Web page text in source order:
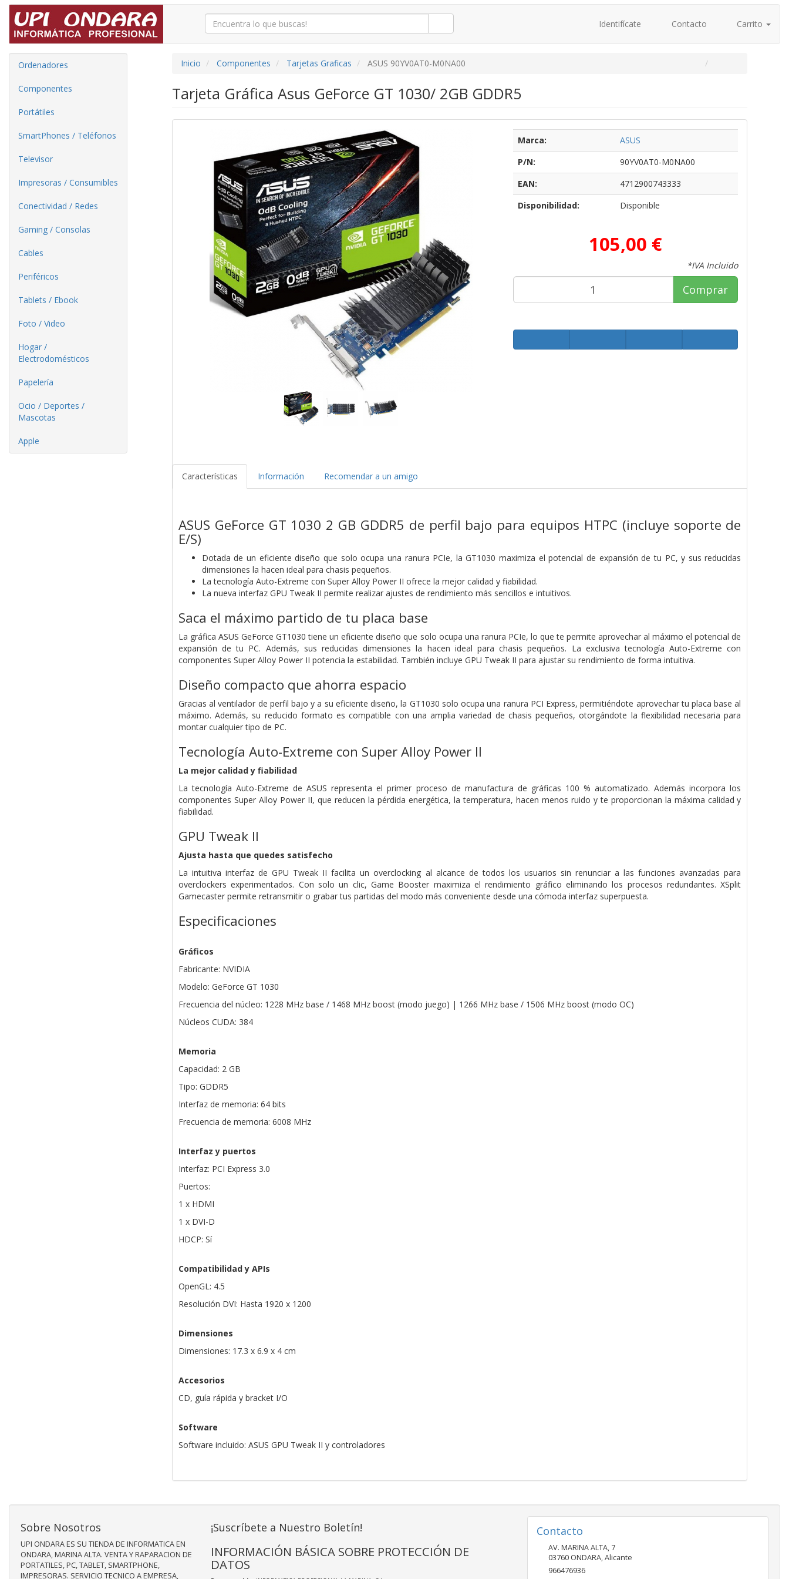
Identifícate Contacto Carrito
Ordenadores
Componentes
Portátiles
SmartPhones / Teléfonos
Televisor
Impresoras / Consumibles
Conectividad / Redes
Gaming / Consolas
Cables
Periféricos
Tablets / Ebook
Foto / Video
Hogar /
Electrodomésticos
Papelería
Ocio / Deportes /
Mascotas
Apple
Inicio Componentes Tarjetas Graficas ASUS 90YV0AT0-M0NA00
Tarjeta Gráfica Asus GeForce GT 1030/ 2GB GDDR5
Marca:
ASUS
P/N:
90YV0AT0-M0NA00
EAN:
4712900743333
Disponibilidad:
Disponible
105,00 €
*IVA Incluido
Comprar
Características Información Recomendar a un amigo
ASUS GeForce GT 1030 2 GB GDDR5 de perfil bajo para equipos HTPC (incluye soporte de
E/S)
Dotada de un eficiente diseño que solo ocupa una ranura PCIe, la GT1030 maximiza el potencial de expansión de tu PC, y sus reducidas
dimensiones la hacen ideal para chasis pequeños.
La tecnología Auto-Extreme con Super Alloy Power II ofrece la mejor calidad y fiabilidad.
La nueva interfaz GPU Tweak II permite realizar ajustes de rendimiento más sencillos e intuitivos.
Saca el máximo partido de tu placa base
La gráfica ASUS GeForce GT1030 tiene un eficiente diseño que solo ocupa una ranura PCIe, lo que te permite aprovechar al máximo el potencial de
expansión de tu PC. Además, sus reducidas dimensiones la hacen ideal para chasis pequeños. La exclusiva tecnología Auto-Extreme con
componentes Super Alloy Power II potencia la estabilidad. También incluye GPU Tweak II para ajustar su rendimiento de forma intuitiva.
Diseño compacto que ahorra espacio
Gracias al ventilador de perfil bajo y a su eficiente diseño, la GT1030 solo ocupa una ranura PCI Express, permitiéndote aprovechar tu placa base al
máximo. Además, su reducido formato es compatible con una amplia variedad de chasis pequeños, otorgándote la flexibilidad necesaria para
montar cualquier tipo de PC.
Tecnología Auto-Extreme con Super Alloy Power II
La mejor calidad y fiabilidad
La tecnología Auto-Extreme de ASUS representa el primer proceso de manufactura de gráficas 100 % automatizado. Además incorpora los
componentes Super Alloy Power II, que reducen la pérdida energética, la temperatura, hacen menos ruido y te proporcionan la máxima calidad y
fiabilidad.
GPU Tweak II
Ajusta hasta que quedes satisfecho
La intuitiva interfaz de GPU Tweak II facilita un overclocking al alcance de todos los usuarios sin renunciar a las funciones avanzadas para
overclockers experimentados. Con solo un clic, Game Booster maximiza el rendimiento gráfico eliminando los procesos redundantes. XSplit
Gamecaster permite retransmitir o grabar tus partidas del modo más conveniente desde una cómoda interfaz superpuesta.
Especificaciones
Gráficos
Fabricante: NVIDIA
Modelo: GeForce GT 1030
Frecuencia del núcleo: 1228 MHz base / 1468 MHz boost (modo juego) | 1266 MHz base / 1506 MHz boost (modo OC)
Núcleos CUDA: 384
Memoria
Capacidad: 2 GB
Tipo: GDDR5
Interfaz de memoria: 64 bits
Frecuencia de memoria: 6008 MHz
Interfaz y puertos
Interfaz: PCI Express 3.0
Puertos:
1 x HDMI
1 x DVI-D
HDCP: Sí
Compatibilidad y APIs
OpenGL: 4.5
Resolución DVI: Hasta 1920 x 1200
Dimensiones
Dimensiones: 17.3 x 6.9 x 4 cm
Accesorios
CD, guía rápida y bracket I/O
Software
Software incluido: ASUS GPU Tweak II y controladores
Sobre Nosotros
UPI ONDARA ES SU TIENDA DE INFORMATICA EN
ONDARA, MARINA ALTA. VENTA Y RAPARACION DE
PORTATILES, PC, TABLET, SMARTPHONE,
IMPRESORAS. SERVICIO TECNICO A EMPRESA,
¡Suscríbete a Nuestro Boletín!
INFORMACIÓN BÁSICA SOBRE PROTECCIÓN DE
DATOS
Contacto
AV. MARINA ALTA, 7
03760 ONDARA,Alicante
966476936